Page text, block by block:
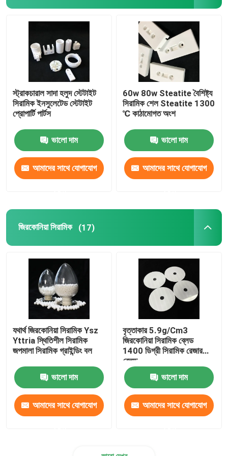
স্টেটাইট সিরামিক
জিরকোনিয়া সিরামিক
অ্যালুমিনা সিরামিক প্লেট
অ্যালুমিনা সিরামিক ইনসুলেটর
সিরামিক বেকওয়্যার
ক্রিয়েটিভ সিরামিক
স্ট্রাকচারাল সাদা হলুদ স্টেটাইট
সিরামিক ইনসুলেটেড স্টেটাইট
প্রোপার্টি পার্টস
ভালো দাম
আমাদের সাথে যোগাযোগ
60w 80w Steatite বৈশিষ্ট্য
সিরামিক শেল Steatite 1300
℃ কাঠামোগত অংশ
ভালো দাম
আমাদের সাথে যোগাযোগ
জিরকোনিয়া সিরামিক (17)
যথার্থ জিরকোনিয়া সিরামিক Ysz
Yttria স্থিতিশীল সিরামিক
জপমালা সিরামিক গ্রাইন্ডিং বল
ভালো দাম
আমাদের সাথে যোগাযোগ
বৃত্তাকার 5.9g/Cm3
জিরকোনিয়া সিরামিক ব্লেড
1400 ডিগ্রী সিরামিক রেজার
ব্লেড
ভালো দাম
আমাদের সাথে যোগাযোগ